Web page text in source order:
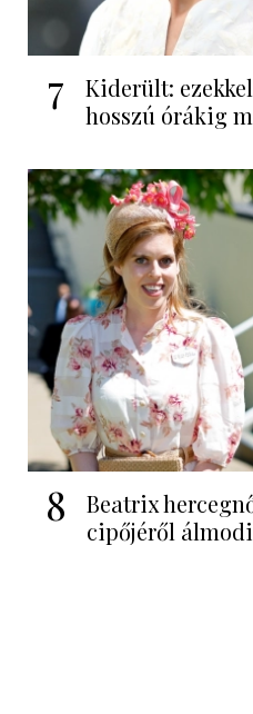
7
Kiderült:
hosszú órákig
8
Beatrix
cipőjéről